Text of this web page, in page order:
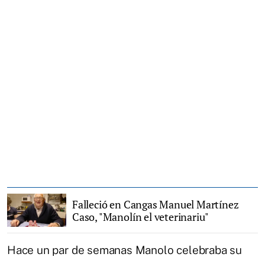
Falleció en Cangas Manuel Martínez
Caso, "Manolín el veterinariu"
Hace un par de semanas Manolo celebraba su